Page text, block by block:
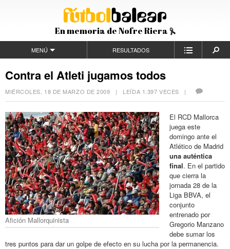
En memoria de Nofre Riera
MENÚ RESULTADOS
Contra el Atleti jugamos todos
MIÉRCOLES, 18 DE MARZO DE 2009 | LEÍDA 1.397 VECES |
Afición Mallorquinista
El RCD Mallorca
juega este
domingo ante el
Atlético de Madrid
una auténtica
final. En el partido
que cierra la
jornada 28 de la
Liga BBVA, el
conjunto
entrenado por
Gregorio Manzano
debe sumar los
tres puntos para dar un golpe de efecto en su lucha por la permanencia.